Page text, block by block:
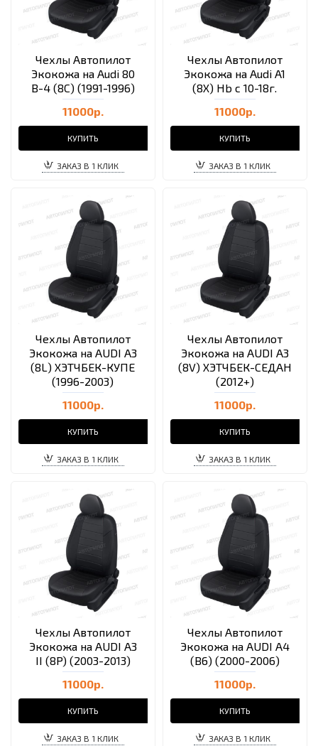
Чехлы Автопилот
Экокожа на Audi 80
B-4 (8C) (1991-1996)
11000р.
КУПИТЬ
ЗАКАЗ В 1 КЛИК
Чехлы Автопилот
Экокожа на Audi A1
(8X) Hb с 10-18г.
11000р.
КУПИТЬ
ЗАКАЗ В 1 КЛИК
Чехлы Автопилот
Экокожа на AUDI A3
(8L) ХЭТЧБЕК-КУПЕ
(1996-2003)
11000р.
КУПИТЬ
ЗАКАЗ В 1 КЛИК
Чехлы Автопилот
Экокожа на AUDI A3
(8V) ХЭТЧБЕК-СЕДАН
(2012+)
11000р.
КУПИТЬ
ЗАКАЗ В 1 КЛИК
Чехлы Автопилот
Экокожа на AUDI A3
II (8P) (2003-2013)
11000р.
КУПИТЬ
ЗАКАЗ В 1 КЛИК
Чехлы Автопилот
Экокожа на AUDI A4
(B6) (2000-2006)
11000р.
КУПИТЬ
ЗАКАЗ В 1 КЛИК